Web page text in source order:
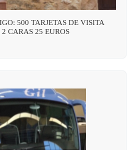
500 TARJETAS DE VISITA
2 CARAS 25 EUROS